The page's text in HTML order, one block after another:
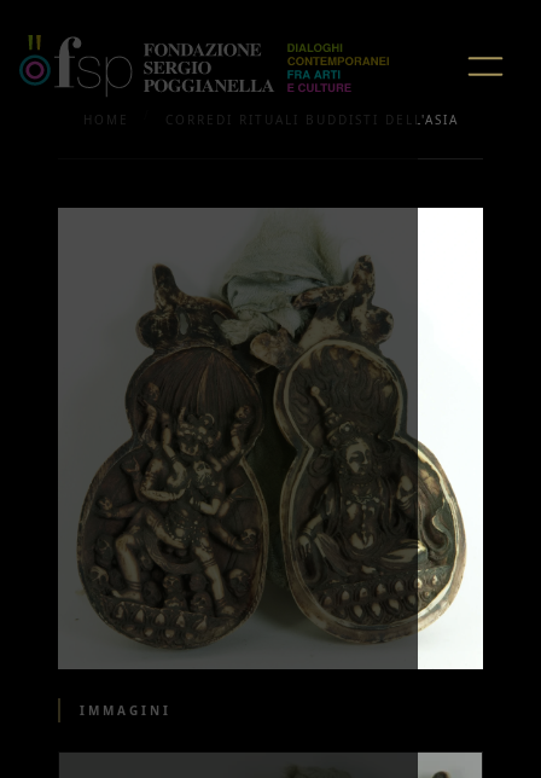
HOME CORREDI RITUALI BUDDISTI DELL'ASIA
IMMAGINI